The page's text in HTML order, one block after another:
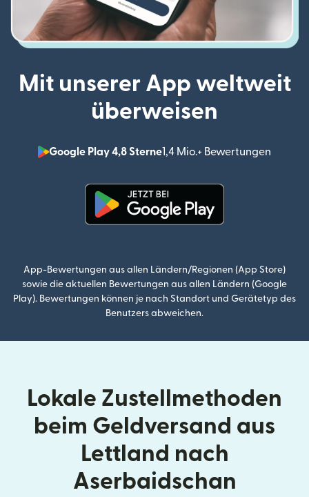
Mit unserer App weltweit
überweisen
Google Play 4,8 Sterne1,4 Mio.+ Bewertungen
App-Bewertungen aus allen Ländern/Regionen (App Store)
sowie die aktuellen Bewertungen aus allen Ländern (Google
Play). Bewertungen können je nach Standort und Gerätetyp des
Benutzers abweichen.
Lokale Zustellmethoden
beim Geldversand aus
Lettland nach
Aserbaidschan